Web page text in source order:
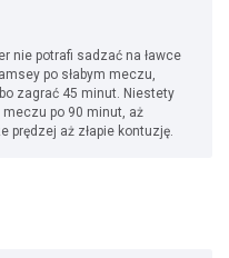
nie potrafi sadzać na ławce
po słabym meczu,
zagrać 45 minut. Niestety
meczu po 90 minut, aż
prędzej aż złapie kontuzję.